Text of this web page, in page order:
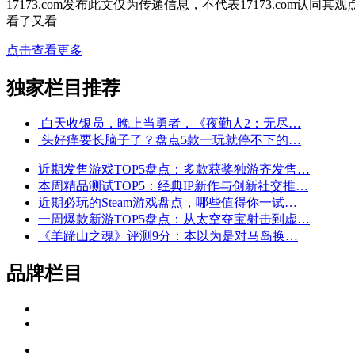
17173.com发布此文仅为传递信息，不代表17173.com认同其观
看了又看
点击查看更多
独家栏目推荐
白天收银员，晚上当勇者，《夜勤人2：无尽…
头好痒要长脑子了？盘点5款一玩就停不下的…
近期发售游戏TOP5盘点：多款获奖独游齐发售…
本周精品测试TOP5：经典IP新作与创新社交推…
近期必玩的Steam游戏盘点，哪些值得你一试…
一周爆款新游TOP5盘点：从太空夺宝射击到虚…
《羊蹄山之魂》评测9分：本以为是对马岛换…
品牌栏目